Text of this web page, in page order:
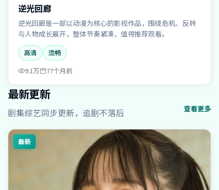
逆光回廊
逆光回廊是一部以动漫为核心的影视作品，围绕危机、反转
与人物成长展开，整体节奏紧凑，值得推荐观看。
高清
流畅
9.1万
77个月前
最新更新
剧集综艺同步更新，追剧不落后 查看更多
最新